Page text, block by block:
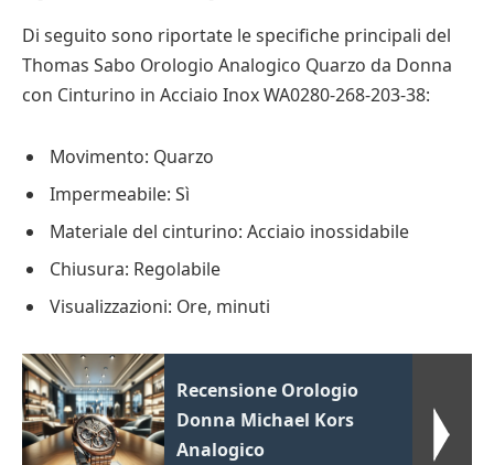
Di seguito sono riportate le specifiche principali del
Thomas Sabo Orologio Analogico Quarzo da Donna
con Cinturino in Acciaio Inox WA0280-268-203-38:
Movimento: Quarzo
Impermeabile: Sì
Materiale del cinturino: Acciaio inossidabile
Chiusura: Regolabile
Visualizzazioni: Ore, minuti
Recensione Orologio
Donna Michael Kors
Analogico